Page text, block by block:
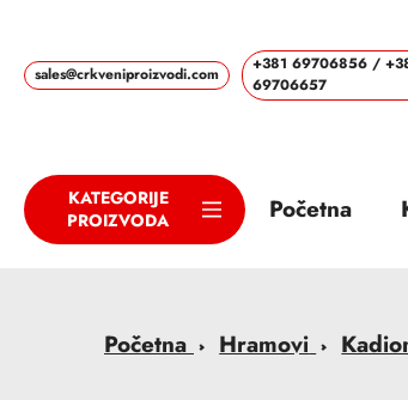
contentsales@crkveniproizvodi.com
+381 69706856 /
69706657
KATEGORIJE
PROIZVODA
Početna
Početna Hramovi